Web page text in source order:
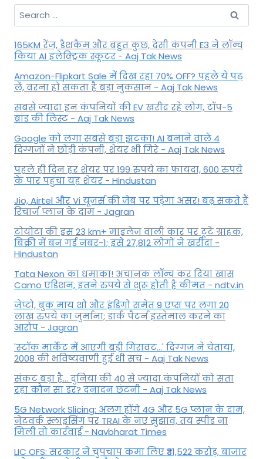
Search
for:
165KM रेंज, डैशकैम और बहुत कुछ, देसी कंपनी E3 ने लॉन्च
किया AI इलेक्ट्रिक स्कूटर - Aaj Tak News
Amazon-Flipkart Sale में दिख रहा 70% OFF? पहले ये पढ़
लें, वरना हो सकता है बड़ा नुकसान - Aaj Tak News
सबसे ज्यादा इन कंपनियों की EV खरीद रहे लोग, टॉप-5
ब्रांड की लिस्ट - Aaj Tak News
Google को लगा सबसे बड़ा झटका! AI बनाने वाले 4
दिग्गजों ने छोड़ी कंपनी, शेयर भी गिरे - Aaj Tak News
पहले ही दिन हर शेयर पर 199 रुपये का फायदा, 600 रुपये
के पार पहुंचा यह शेयर - Hindustan
Jio, Airtel और Vi यूजर्स की जेब पर पड़ेगा असर! बढ़ सकते हैं
रिचार्ज प्लान के दाम - Jagran
टोयोटा की इस 23 km+ माइलेज वाली कार पर टूटे ग्राहक,
बिक्री में बन गई नंबर-1; इसे 27,812 लोगों ने खरीदा -
Hindustan
Tata Nexon का धमाका! अचानक लॉन्च कर दिया खास
Camo एडिशन, इतने रुपये से शुरू होती है कीमत - ndtv.in
जेप्टो, बुक माय शो और इंडिगो समेत 9 एप्स पर लगा 20
लाख रुपये का जुर्माना; डार्क पैटर्न इस्तेमाल करने का
आरोप - Jagran
'स्‍टॉक मार्केट में आएगी बड़ी गिरावट...' दिग्‍गज ने चेताया,
2008 की भविष्यवाणी हुई थी सच - Aaj Tak News
संकट बड़ा है... दुनिया की 40 से ज्यादा कंपनियों को सता
रहा कौन सा डर? दनादन छंटनी - Aaj Tak News
5G Network Slicing: अलग होंगे 4G और 5G प्लान के दाम,
नेटवर्क स्लाइसिंग पर TRAI के नए सुझाव, तय स्पीड ना
मिली तो कार्रवाई - Navbharat Times
LIC OFS: सरकार ने चुपचाप कमा लिए ₹31,522 करोड़, बाजार